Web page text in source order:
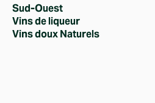
Sud-Ouest
Vins de liqueur
Vins doux Naturels